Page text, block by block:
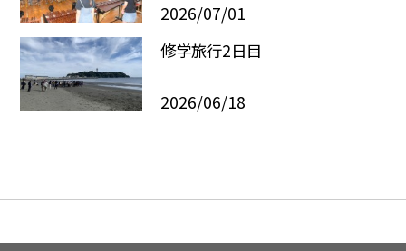
2026/07/01
修学旅行2日目
2026/06/18